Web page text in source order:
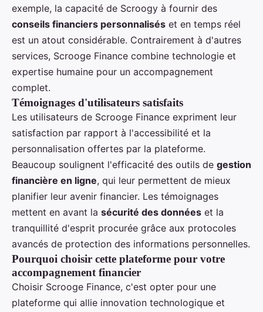
exemple, la capacité de Scroogy à fournir des
conseils financiers personnalisés et en temps réel
est un atout considérable. Contrairement à d'autres
services, Scrooge Finance combine technologie et
expertise humaine pour un accompagnement
complet.
Témoignages d'utilisateurs satisfaits
Les utilisateurs de Scrooge Finance expriment leur
satisfaction par rapport à l'accessibilité et la
personnalisation offertes par la plateforme.
Beaucoup soulignent l'efficacité des outils de gestion
financière en ligne, qui leur permettent de mieux
planifier leur avenir financier. Les témoignages
mettent en avant la sécurité des données et la
tranquillité d'esprit procurée grâce aux protocoles
avancés de protection des informations personnelles.
Pourquoi choisir cette plateforme pour votre
accompagnement financier
Choisir Scrooge Finance, c'est opter pour une
plateforme qui allie innovation technologique et